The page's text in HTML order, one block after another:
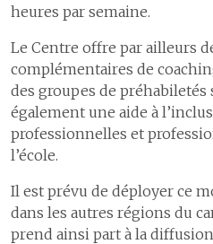
heures par semaine.
Le Centre offre par ailleurs
complémentaires de
des groupes de préhabiletés
également une aide à
professionnelles et
l’école.
Il est prévu de déployer ce
dans les autres régions du
prend ainsi part à la